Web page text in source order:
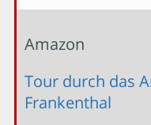
Amazon
Tour durch das
Frankenthal